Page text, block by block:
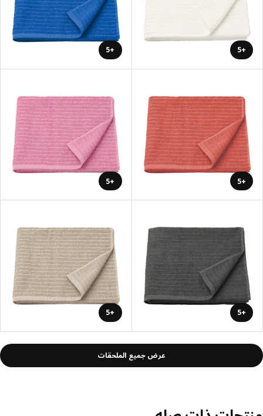
+5
+5
+5
+5
+5
+5
عرض جميع الملحقات